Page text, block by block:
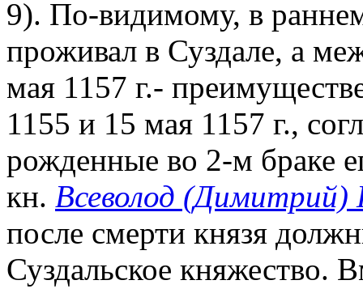
9). По-видимому, в
проживал в Суздале, а
мая 1157 г.-
1155 и 15 мая 1157 г.,
рожденные во 2-м браке
кн. Всеволод (Димитрий)
после смерти князя
Суздальское княжество.